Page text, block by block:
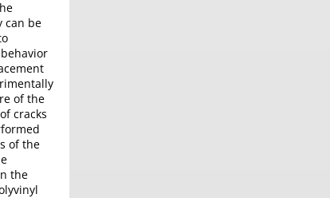
can be
of the
cracks
of the
the